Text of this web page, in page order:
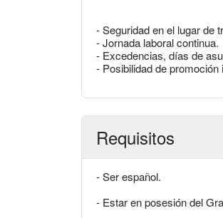
- Seguridad en el lugar de
- Jornada laboral continua.
- Excedencias, días de
- Posibilidad de promoción
Requisitos
- Ser español.
- Estar en posesión del